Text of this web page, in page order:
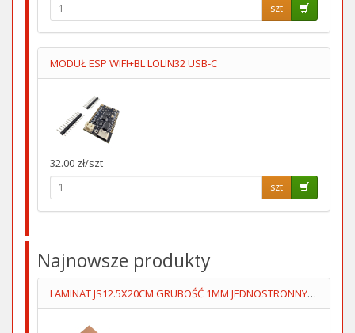
szt
MODUŁ ESP WIFI+BL LOLIN32 USB-C
32.00 zł/szt
szt
Najnowsze produkty
LAMINAT JS12.5X20CM GRUBOŚĆ 1MM JEDNOSTRONNY 70um